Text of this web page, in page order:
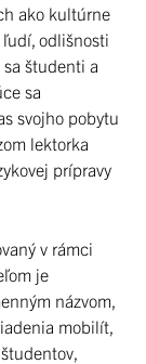
ako kultúrne
odlišnosti
sa študenti a
sa
svojho pobytu
lektorka
prípravy
v rámci
je
názvom,
mobilít,